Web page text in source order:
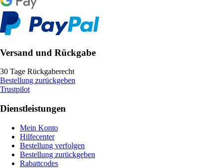
Versand und Rückgabe
30 Tage Rückgaberecht
Bestellung zurückgeben
Trustpilot
Dienstleistungen
Mein Konto
Hilfecenter
Bestellung verfolgen
Bestellung zurückgeben
Rabattcodes